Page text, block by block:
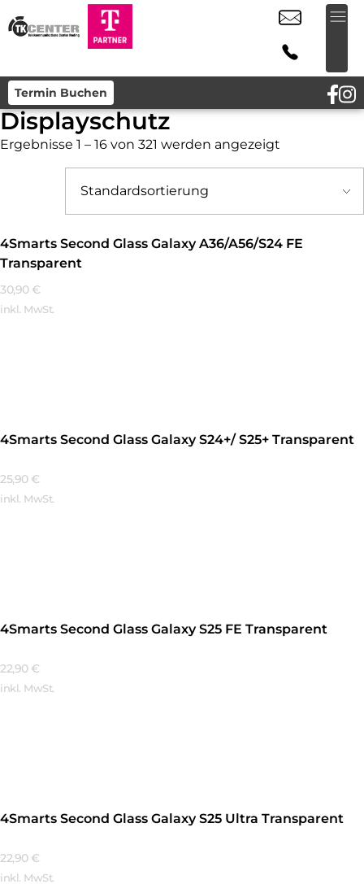
Termin Buchen
Displayschutz
Ergebnisse 1 – 16 von 321 werden angezeigt
4Smarts Second Glass Galaxy A36/A56/S24 FE
Transparent
30,90 €
inkl. MwSt.
4Smarts Second Glass Galaxy S24+/ S25+ Transparent
25,90 €
inkl. MwSt.
4Smarts Second Glass Galaxy S25 FE Transparent
22,90 €
inkl. MwSt.
4Smarts Second Glass Galaxy S25 Ultra Transparent
22,90 €
inkl. MwSt.